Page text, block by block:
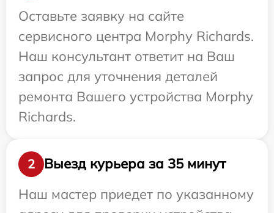
Оставьте заявку на сайте
сервисного центра Morphy Richards.
Наш консультант ответит на Ваш
запрос для уточнения деталей
ремонта Вашего устройства Morphy
Richards.
2
Выезд курьера за 35 минут
Наш мастер приедет по указанному